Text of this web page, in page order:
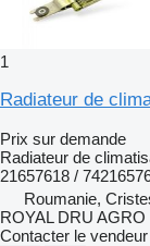
1
Radiateur de
Prix sur demande
Radiateur de
21657618 /
Roumanie,
ROYAL DRU AGRO
Contacter le vendeur